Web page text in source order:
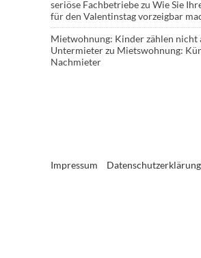
seriöse Fachbetriebezu Wie Sie
für den Valentinstag vorzeigbar
Mietwohnung: Kinder zählen nicht
Untermieterzu Mietswohnung:
Nachmieter
Impressum Datenschutzerklärung